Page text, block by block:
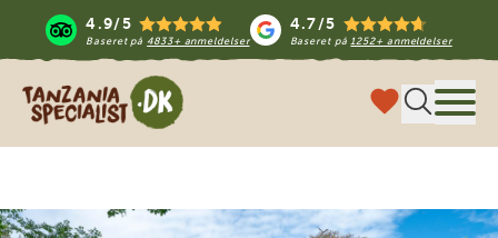
4.9/5
Baseret på 4833+ anmeldelser
4.7/5
Baseret på1252+ anmeldelser
Tanzania Specialist